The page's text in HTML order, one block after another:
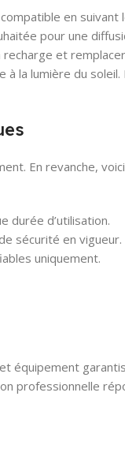
en suivant
pour une
et
à la lumière du
En revanche,
durée d’utilisation.
sécurité en vigueur.
uniquement.
équipement
professionnelle